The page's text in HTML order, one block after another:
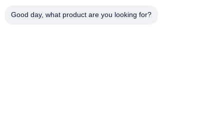
Good day, what product are you looking for?